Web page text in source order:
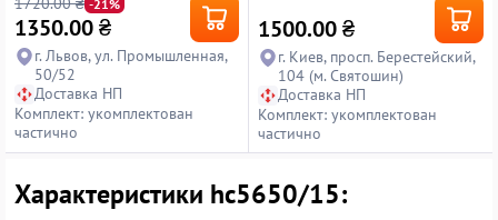
-21%
1350.00₴
г. Львов, ул. Промышленная,
50/52
Доставка НП
Комплект: укомплектован
частично
1500.00₴
г. Киев, просп. Берестейский,
104 (м. Святошин)
Доставка НП
Комплект: укомплектован
частично
Характеристики hc5650/15: